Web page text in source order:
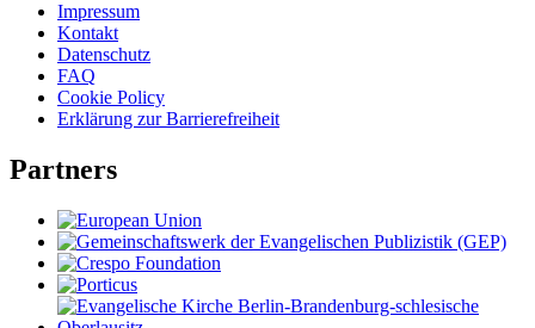
Impressum
Kontakt
Datenschutz
FAQ
Cookie Policy
Erklärung zur Barrierefreiheit
Partners